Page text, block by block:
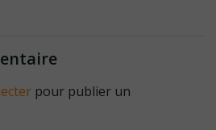
pour publier un